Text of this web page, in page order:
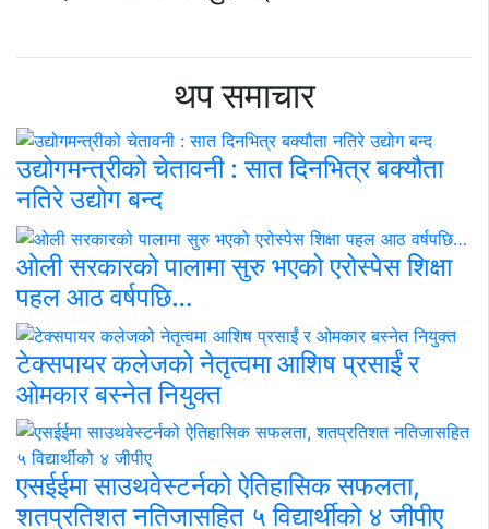
थप समाचार
उद्योगमन्त्रीको चेतावनी : सात दिनभित्र बक्यौता
नतिरे उद्योग बन्द
ओली सरकारको पालामा सुरु भएको एरोस्पेस शिक्षा
पहल आठ वर्षपछि…
टेक्सपायर कलेजको नेतृत्वमा आशिष प्रसाईं र
ओमकार बस्नेत नियुक्त
एसईईमा साउथवेस्टर्नको ऐतिहासिक सफलता,
शतप्रतिशत नतिजासहित ५ विद्यार्थीको ४ जीपीए